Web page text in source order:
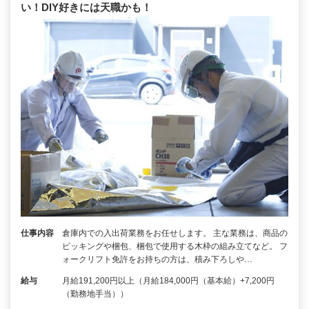
い！DIY好きには天職かも！
仕事内容
倉庫内での入出荷業務をお任せします。 主な業務は、商品の
ピッキングや梱包、梱包で使用する木枠の組み立てなど。 フ
ォークリフト免許をお持ちの方は、積み下ろしや…
給与
月給191,200円以上（月給184,000円（基本給）+7,200円
（勤務地手当））